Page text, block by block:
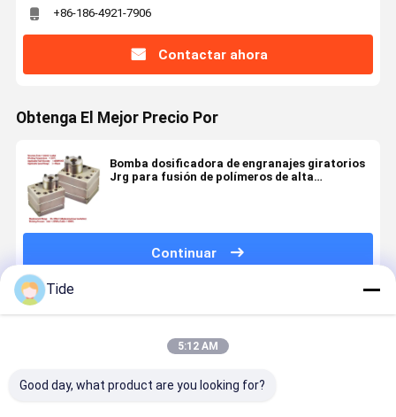
+86-186-4921-7906
Contactar ahora
Obtenga El Mejor Precio Por
Bomba dosificadora de engranajes giratorios
Jrg para fusión de polímeros de alta
Continuar
Productos Recomendados
Tide
5:12 AM
Good day, what product are you looking for?